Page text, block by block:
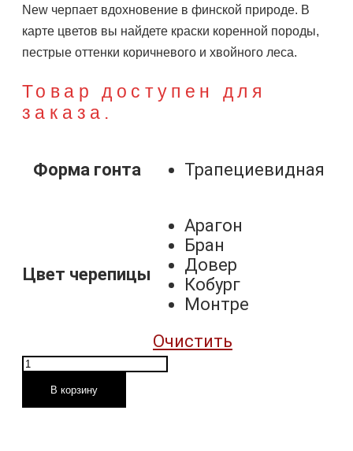
New черпает вдохновение в финской природе. В
карте цветов вы найдете краски коренной породы,
пестрые оттенки коричневого и хвойного леса.
Товар доступен для
заказа.
Форма гонта Трапециевидная
Цвет черепицы
Арагон
Бран
Довер
Кобург
Монтре
Очистить
Количество
Двухслойная
В корзину